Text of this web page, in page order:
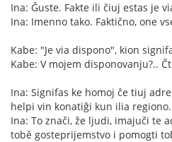
Ina: Ĝuste. Fakte ili ĉiuj estas je
Ina: Imenno tako. Faktično, one
Kabe: "Je via dispono", kion
Kabe: V mojem disponovanju?..
Ina: Signifas ke homoj ĉe tiuj
helpi vin konatiĝi kun ilia regiono.
Ina: To znači, že ljudi, imajuči te
tobě gosteprijemstvo i pomogti